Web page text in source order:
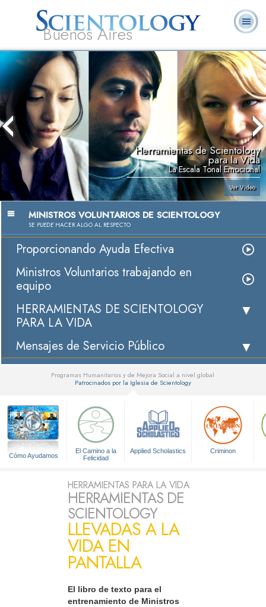
Buenos Aires
L. Ronald
Hubbard
¿Qué es
Scientology?
Ministros
Voluntarios
Preguntas
Frecuentes
Libros
Herramientas de Scientology
para la Vida
La Escala Tonal Emocional
Ver Video
MINISTROS VOLUNTARIOS DE SCIENTOLOGY
SE PUEDEHACER ALGO AL RESPECTO
Proporcionando Ayuda Efectiva
Ministros Voluntarios trabajando en
equipo
HERRAMIENTAS DE SCIENTOLOGY
PARA LA VIDA
Mensajes de Servicio Público
Programas Humanitarios y de Mejora Social a nivel global
Patrocinados por la Iglesia de Scientology
Cómo Ayudamos
El Camino a la
Felicidad
Applied Scholastics Criminon
HERRAMIENTAS PARA LA VIDA
HERRAMIENTAS DE
SCIENTOLOGY
LLEVADAS A LA
VIDA EN
PANTALLA
El libro de texto para el
entrenamiento de Ministros